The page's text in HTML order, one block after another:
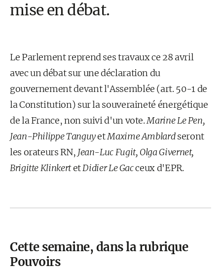
mise en débat.
Le Parlement reprend ses travaux ce 28 avril
avec un débat sur une déclaration du
gouvernement devant l'Assemblée (art. 50-1 de
la Constitution) sur la souveraineté énergétique
de la France, non suivi d'un vote.Marine Le Pen,
Jean-Philippe TanguyetMaxime Amblardseront
les orateurs RN, Jean-Luc Fugit, Olga Givernet,
Brigitte KlinkertetDidier Le Gacceux d'EPR.
Cette semaine, dans la rubrique
Pouvoirs